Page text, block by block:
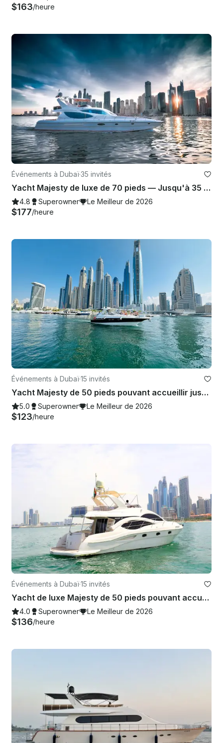
$163/heure
Événements à Dubaï·35 invités
Yacht Majesty de luxe de 70 pieds — Jusqu'à 35 personnes dans le port de plaisance de Dubaï
4.8 Superowner Le Meilleur de 2026
$177/heure
Événements à Dubaï·15 invités
Yacht Majesty de 50 pieds pouvant accueillir jusqu'à 15 personnes dans le port de Dubaï — Garantie de prix bas !
5.0 Superowner Le Meilleur de 2026
$123/heure
Événements à Dubaï·15 invités
Yacht de luxe Majesty de 50 pieds pouvant accueillir jusqu'à 15 personnes dans la marina de Dubaï
4.0 Superowner Le Meilleur de 2026
$136/heure